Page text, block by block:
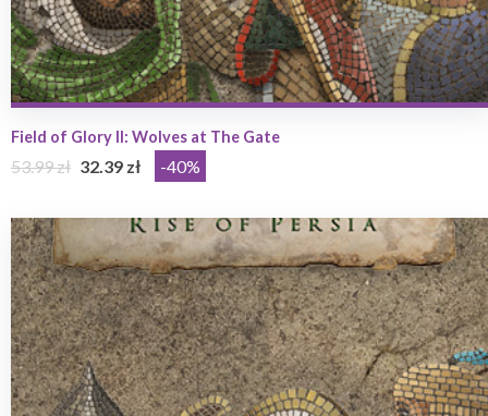
Field of Glory II: Wolves at The Gate
53.99 zł 32.39 zł -40%